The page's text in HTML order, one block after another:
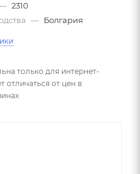
2310
— Болгария
только для интернет-
отличаться от цен в